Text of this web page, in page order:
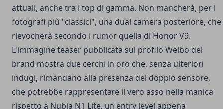
attuali, anche tra i top di gamma. Non mancherà, per i
fotografi più "classici", una dual camera posteriore, che
rievocherà secondo i rumor quella di Honor V9.
L'immagine teaser pubblicata sul profilo Weibo del
brand mostra due cerchi in oro che, senza ulteriori
indugi, rimandano alla presenza del doppio sensore,
che potrebbe rappresentare il vero asso nella manica
rispetto a Nubia N1 Lite, un entry level appena